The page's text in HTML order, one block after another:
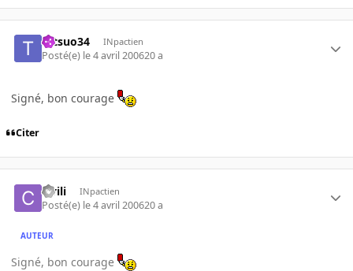
tetsuo34 INpactien
Posté(e) le 4 avril 200620 a
Signé, bon courage
Citer
civili INpactien
Posté(e) le 4 avril 200620 a
AUTEUR
Signé, bon courage